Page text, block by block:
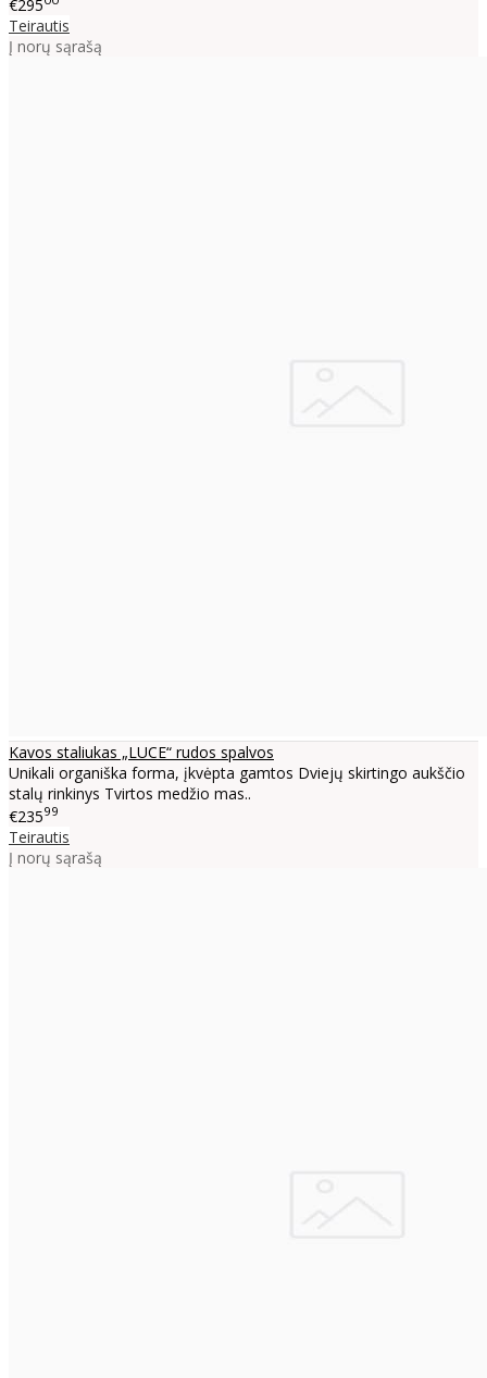
€295
Teirautis
Į norų sąrašą
Kavos staliukas „LUCE“ rudos spalvos
Unikali organiška forma, įkvėpta gamtos Dviejų skirtingo aukščio
stalų rinkinys Tvirtos medžio mas..
€23599
Teirautis
Į norų sąrašą